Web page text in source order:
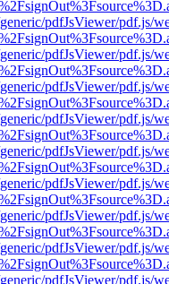
pdfJsViewer/pdf.js/
pdfJsViewer/pdf.js/
pdfJsViewer/pdf.js/
pdfJsViewer/pdf.js/
pdfJsViewer/pdf.js/
pdfJsViewer/pdf.js/
pdfJsViewer/pdf.js/
pdfJsViewer/pdf.js/
pdfJsViewer/pdf.js/